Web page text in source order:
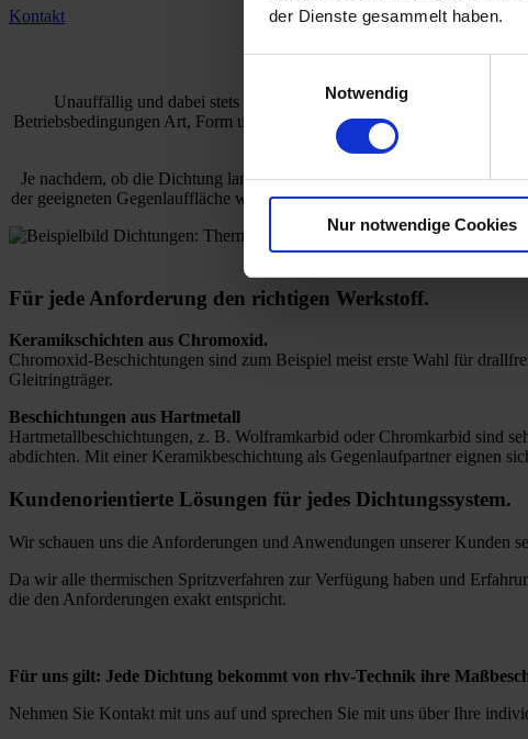
der Dienste gesammelt haben.
Notwendig
Nur notwendige Cookies
Kontakt
Unauffällig und dabei stets enorm wichtig: In nahezu allen
Betriebsbedingungen Art, Form und den Werkstoff der Dichtung. So
Je nachdem, ob die Dichtung langsam oder schnell läuft, statisch oder
der geeigneten Gegenlauffläche wird die Lebensdauer einer Dichtung
Für jede Anforderung den richtigen Werkstoff.
Keramikschichten aus Chromoxid.
Chromoxid-Beschichtungen sind zum Beispiel meist erste Wahl für
Gleitringträger.
Beschichtungen aus Hartmetall
Hartmetallbeschichtungen, z. B. Wolframkarbid oder Chromkarbid sind
abdichten. Mit einer Keramikbeschichtung als Gegenlaufpartner eignen
Kundenorientierte Lösungen für jedes Dichtungssystem.
Wir schauen uns die Anforderungen und Anwendungen unserer Kunden
Da wir alle thermischen Spritzverfahren zur Verfügung haben und
die den Anforderungen exakt entspricht.
Für uns gilt: Jede Dichtung bekommt von rhv-Technik ihre
Nehmen Sie Kontakt mit uns auf und sprechen Sie mit uns über Ihre